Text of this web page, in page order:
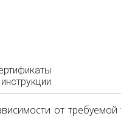
от требуемой